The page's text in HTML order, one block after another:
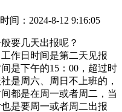
间：2024-8-12 9:16:05
要几天出报呢？
作日时间是第二天见报
是下午的15：00，超过时
是周六、周日不上班的，
都是在周一或者周二，当
是要周一或者周二出报